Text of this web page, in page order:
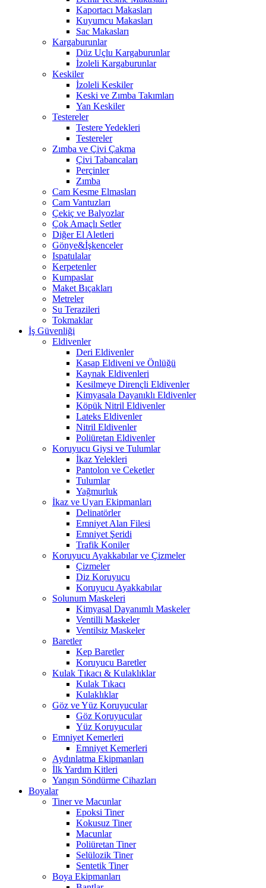
Kaportacı Makasları
Kuyumcu Makasları
Sac Makasları
Kargaburunlar
Düz Uçlu Kargaburunlar
İzoleli Kargaburunlar
Keskiler
İzoleli Keskiler
Keski ve Zımba Takımları
Yan Keskiler
Testereler
Testere Yedekleri
Testereler
Zımba ve Çivi Çakma
Çivi Tabancaları
Perçinler
Zımba
Cam Kesme Elmasları
Cam Vantuzları
Çekiç ve Balyozlar
Çok Amaçlı Setler
Diğer El Aletleri
Gönye&İşkenceler
Ispatulalar
Kerpetenler
Kumpaslar
Maket Bıçakları
Metreler
Su Terazileri
Tokmaklar
İş Güvenliği
Eldivenler
Deri Eldivenler
Kasap Eldiveni ve Önlüğü
Kaynak Eldivenleri
Kesilmeye Dirençli Eldivenler
Kimyasala Dayanıklı Eldivenler
Köpük Nitril Eldivenler
Lateks Eldivenler
Nitril Eldivenler
Poliüretan Eldivenler
Koruyucu Giysi ve Tulumlar
İkaz Yelekleri
Pantolon ve Ceketler
Tulumlar
Yağmurluk
İkaz ve Uyarı Ekipmanları
Delinatörler
Emniyet Alan Filesi
Emniyet Şeridi
Trafik Koniler
Koruyucu Ayakkabılar ve Çizmeler
Çizmeler
Diz Koruyucu
Koruyucu Ayakkabılar
Solunum Maskeleri
Kimyasal Dayanımlı Maskeler
Ventilli Maskeler
Ventilsiz Maskeler
Baretler
Kep Baretler
Koruyucu Baretler
Kulak Tıkacı & Kulaklıklar
Kulak Tıkacı
Kulaklıklar
Göz ve Yüz Koruyucular
Göz Koruyucular
Yüz Koruyucular
Emniyet Kemerleri
Emniyet Kemerleri
Aydınlatma Ekipmanları
İlk Yardım Kitleri
Yangın Söndürme Cihazları
Boyalar
Tiner ve Macunlar
Epoksi Tiner
Kokusuz Tiner
Macunlar
Poliüretan Tiner
Selülozik Tiner
Sentetik Tiner
Boya Ekipmanları